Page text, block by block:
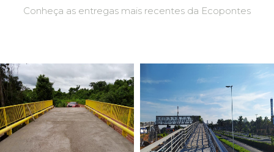
Conheça as entregas mais recentes da Ecopontes